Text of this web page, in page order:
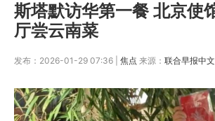
斯塔默访华第一餐 北京使
厅尝云南菜
发布：2026-01-29 07:36 | 焦点 来源： 联合早报中